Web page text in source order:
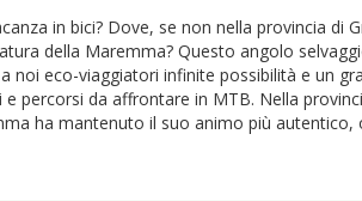
in bici? Dove, se non nella provincia di
della Maremma? Questo angolo
noi eco-viaggiatori infinite possibilità e un
e percorsi da affrontare in MTB. Nella
ha mantenuto il suo animo più